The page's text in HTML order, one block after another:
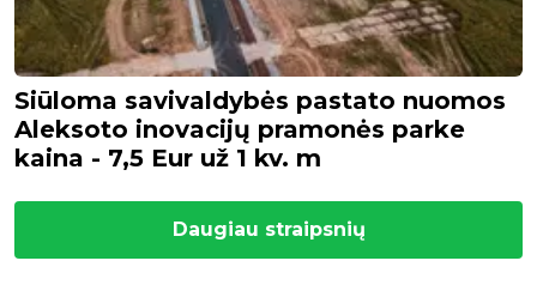
Siūloma savivaldybės pastato nuomos
Aleksoto inovacijų pramonės parke
kaina - 7,5 Eur už 1 kv. m
Daugiau straipsnių